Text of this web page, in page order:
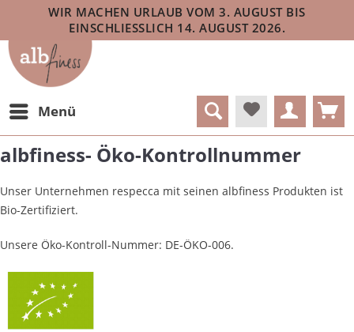
WIR MACHEN URLAUB VOM 3. AUGUST BIS
EINSCHLIESSLICH 14. AUGUST 2026.
Menü
albfiness- Öko-Kontrollnummer
Unser Unternehmen respecca mit seinen albfiness Produkten ist
Bio-Zertifiziert.
Unsere Öko-Kontroll-Nummer: DE-ÖKO-006.